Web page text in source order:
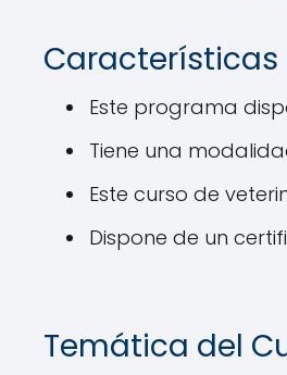
Características
Este programa
Tiene una
Este curso de
Dispone de un
Temática del